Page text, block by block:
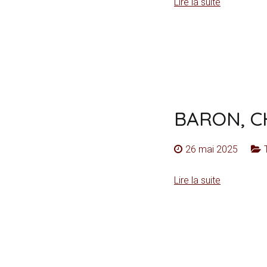
BARON,
26 mai 2025
Lire la suite